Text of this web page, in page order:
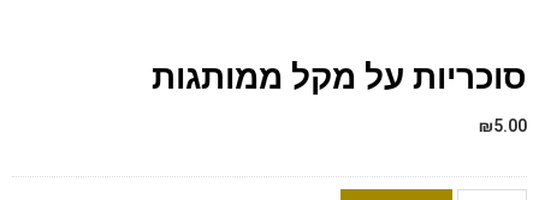
סוכריות על מקל ממותגות
₪5.00